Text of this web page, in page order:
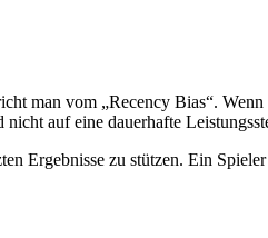
man vom „Recency Bias“.
auf eine dauerhafte
Ergebnisse zu stützen. Ein